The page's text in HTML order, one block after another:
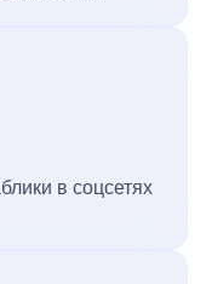
в соцсетях